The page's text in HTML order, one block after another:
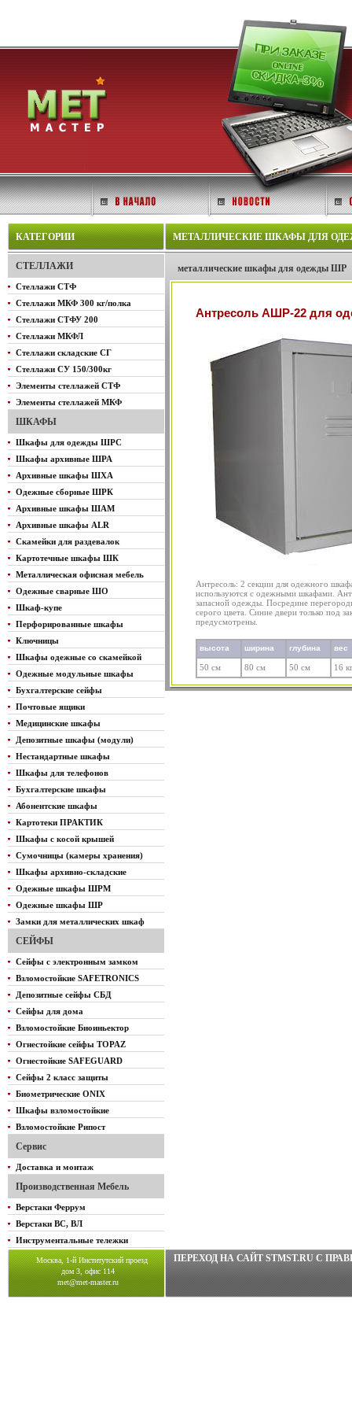
КАТЕГОРИИ
СТЕЛЛАЖИ
Стеллажи СТФ
Стеллажи МКФ 300 кг/полка
Стеллажи СТФУ 200
Стеллажи МКФЛ
Стеллажи складские СГ
Стеллажи СУ 150/300кг
Элементы стеллажей СТФ
Элементы стеллажей МКФ
ШКАФЫ
Шкафы для одежды ШРС
Шкафы архивные ШРА
Архивные шкафы ШХА
Одежные сборные ШРК
Архивные шкафы ШАМ
Архивные шкафы ALR
Скамейки для раздевалок
Картотечные шкафы ШК
Металлическая офисная мебель
Одежные сварные ШО
Шкаф-купе
Перфорированные шкафы
Ключницы
Шкафы одежные со скамейкой
Одежные модульные шкафы
Бухгалтерские сейфы
Почтовые ящики
Медицинские шкафы
Депозитные шкафы (модули)
Нестандартные шкафы
Шкафы для телефонов
Бухгалтерские шкафы
Абонентские шкафы
Картотеки ПРАКТИК
Шкафы с косой крышей
Сумочницы (камеры хранения)
Шкафы архивно-складские
Одежные шкафы ШРМ
Одежные шкафы ШР
Замки для металлических шкаф
СЕЙФЫ
Сейфы с электронным замком
Взломостойкие SAFETRONICS
Депозитные сейфы СБД
Сейфы для дома
Взломостойкие Биоиньектор
Огнестойкие сейфы TOPAZ
Огнестойкие SAFEGUARD
Сейфы 2 класс защиты
Биометрические ONIX
Шкафы взломостойкие
Взломостойкие Рипост
Сервис
Доставка и монтаж
Производственная Мебель
Верстаки Феррум
Верстаки ВС, ВЛ
Инструментальные тележки
МЕТАЛЛИЧЕСКИЕ ШКАФЫ ДЛЯ
металлические шкафы для одежды ШР
Антресоль АШР-22 для
Антресоль: 2 секции для одежного
используются с одежными шкафами.
запасной одежды. Посредине
серого цвета. Синие двери только под
предусмотрены.
высота ширина глубина вес
50 см 80 см 50 см 16
Москва, 1-й Институтский проезд
дом 3, офис 114
met@met-master.ru
ПЕРЕХОД НА САЙТ STMST.RU C